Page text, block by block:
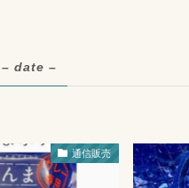
– date –
通信販売